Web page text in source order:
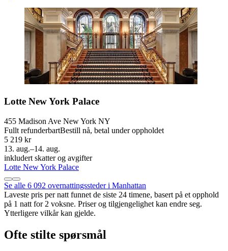
Lotte New York Palace
455 Madison Ave New York NY
Fullt refunderbartBestill nå, betal under oppholdet
5 219 kr
13. aug.–14. aug.
inkludert skatter og avgifter
Lotte New York Palace
Se alle 6 092 overnattingssteder i Manhattan
Laveste pris per natt funnet de siste 24 timene, basert på et opphold
på 1 natt for 2 voksne. Priser og tilgjengelighet kan endre seg.
Ytterligere vilkår kan gjelde.
Ofte stilte spørsmål